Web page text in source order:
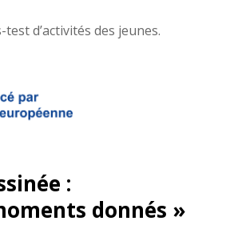
d’activités des jeunes.
:
donnés »